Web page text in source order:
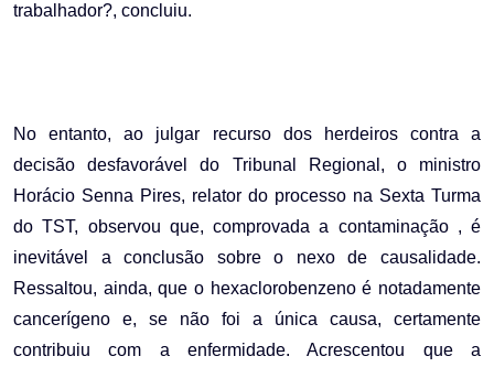
trabalhador?, concluiu.
No entanto, ao julgar recurso dos herdeiros contra a
decisão desfavorável do Tribunal Regional, o ministro
Horácio Senna Pires, relator do processo na Sexta Turma
do TST, observou que, comprovada a contaminação , é
inevitável a conclusão sobre o nexo de causalidade.
Ressaltou, ainda, que o hexaclorobenzeno é notadamente
cancerígeno e, se não foi a única causa, certamente
contribuiu com a enfermidade. Acrescentou que a